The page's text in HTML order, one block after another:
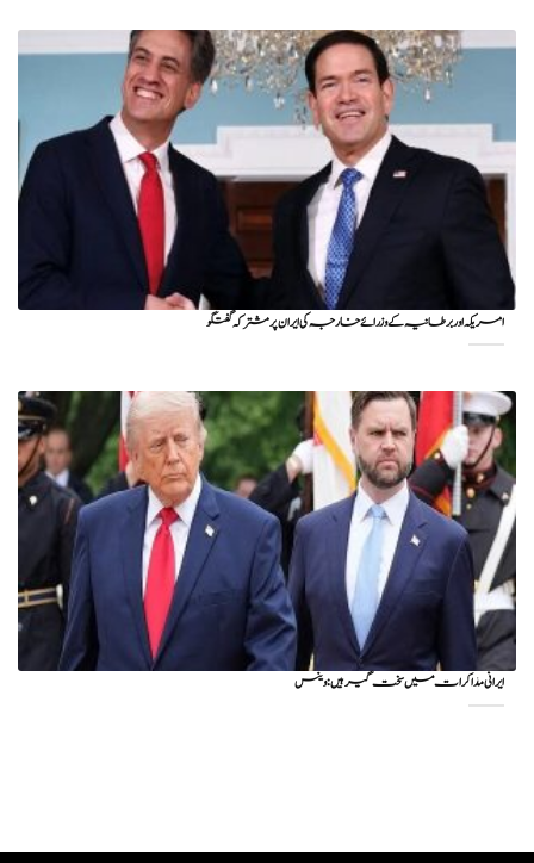
امریکہ اور برطانیہ کے وزرائے خارجہ کی ایران پر مشترکہ گفتگو
ایرانی مذاکرات میں سخت گیر ہیں: وینس